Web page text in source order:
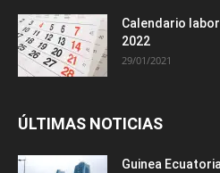
Calendario
2022
29/01/2021
ÚLTIMAS NOTICIAS
Guinea